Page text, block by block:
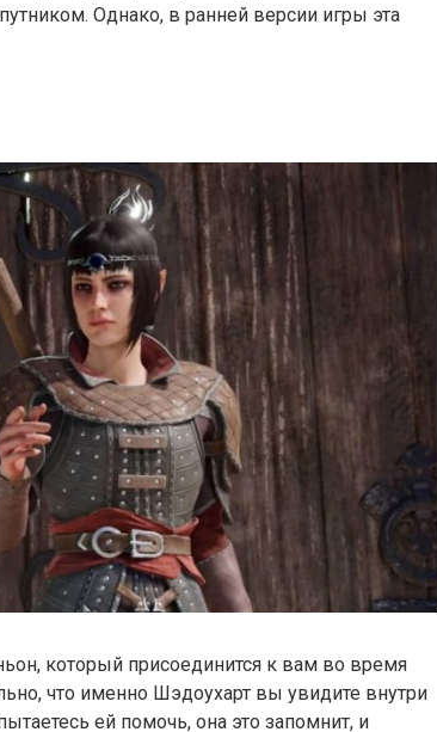
Однако, в ранней версии игры эта
который присоединится к вам во время
что именно Шэдоухарт вы увидите внутри
ей помочь, она это запомнит, и